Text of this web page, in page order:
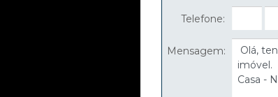
Telefone:
Mensagem: